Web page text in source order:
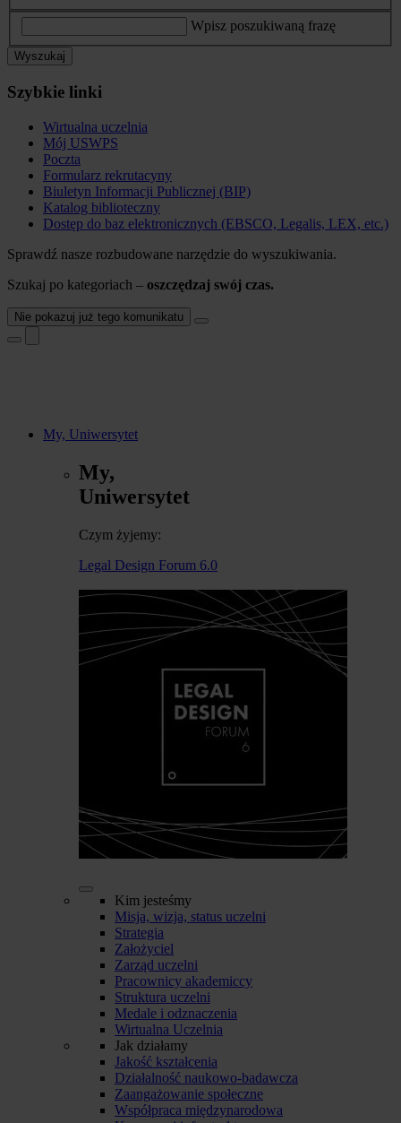
Wpisz poszukiwaną frazę
Wyszukaj
Szybkie linki
Wirtualna uczelnia
Mój USWPS
Poczta
Formularz rekrutacyny
Biuletyn Informacji Publicznej (BIP)
Katalog biblioteczny
Dostęp do baz elektronicznych (EBSCO, Legalis, LEX, etc.)
Sprawdź nasze rozbudowane narzędzie do wyszukiwania.
Szukaj po kategoriach – oszczędzaj swój czas.
Nie pokazuj już tego komunikatu
My, Uniwersytet
My,
Uniwersytet
Czym żyjemy:
Legal Design Forum 6.0
Kim jesteśmy
Misja, wizja, status uczelni
Strategia
Założyciel
Zarząd uczelni
Pracownicy akademiccy
Struktura uczelni
Medale i odznaczenia
Wirtualna Uczelnia
Jak działamy
Jakość kształcenia
Działalność naukowo-badawcza
Zaangażowanie społeczne
Współpraca międzynarodowa